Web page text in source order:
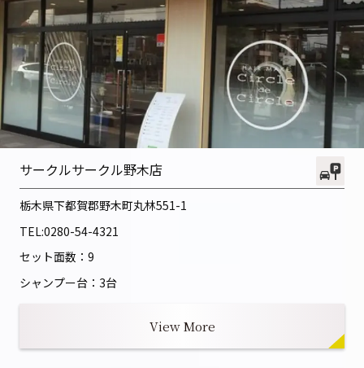
サークルサークル野木店
栃木県下都賀郡野木町丸林551-1
TEL:0280-54-4321
セット面数：9
シャンプー台：3台
View More